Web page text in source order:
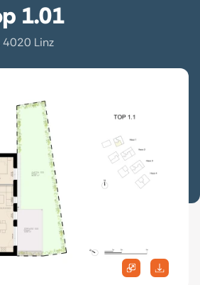
1.01
Linz